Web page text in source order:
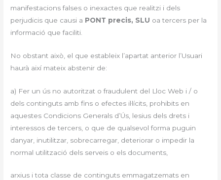
manifestacions falses o inexactes que realitzi i dels
perjudicis que causi a PONT precis, SLU oa tercers per la
informació que faciliti.
No obstant això, el que estableix l’apartat anterior l’Usuari
haurà així mateix abstenir de:
a) Fer un ús no autoritzat o fraudulent del Lloc Web i / o
dels continguts amb fins o efectes il·lícits, prohibits en
aquestes Condicions Generals d’Ús, lesius dels drets i
interessos de tercers, o que de qualsevol forma puguin
danyar, inutilitzar, sobrecarregar, deteriorar o impedir la
normal utilització dels serveis o els documents,
arxius i tota classe de continguts emmagatzemats en